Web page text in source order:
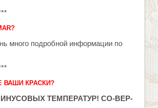
много подробной информации по
ВАШИ КРАСКИ?
ТЕМПЕРАТУР! СО-ВЕР-